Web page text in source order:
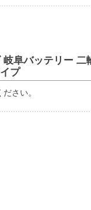
阜バッテリー 二
プ
さい。